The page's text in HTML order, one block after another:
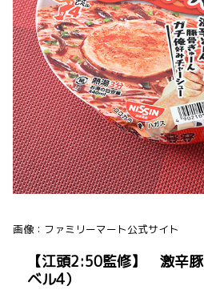
画像：ファミリーマート公式サイト
【江頭2:50監修】 激辛
ベル4）